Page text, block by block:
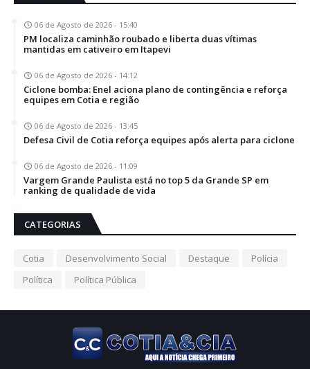
06 de Agosto de 2026 - 15:40
PM localiza caminhão roubado e liberta duas vítimas
mantidas em cativeiro em Itapevi
06 de Agosto de 2026 - 14:12
Ciclone bomba: Enel aciona plano de contingência e reforça
equipes em Cotia e região
06 de Agosto de 2026 - 13:45
Defesa Civil de Cotia reforça equipes após alerta para ciclone
06 de Agosto de 2026 - 11:09
Vargem Grande Paulista está no top 5 da Grande SP em
ranking de qualidade de vida
CATEGORIAS
Cotia Desenvolvimento Social Destaque
Polícia
Política
Política Pública